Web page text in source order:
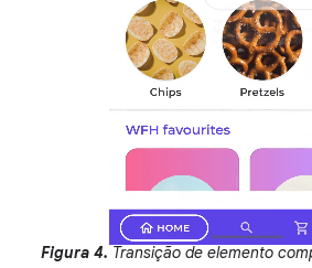
Figura 4. Transição de elemento